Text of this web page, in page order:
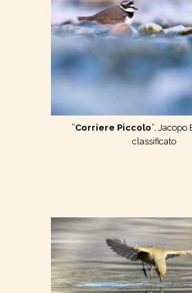
“Corriere Piccolo“, Jacopo
classificato